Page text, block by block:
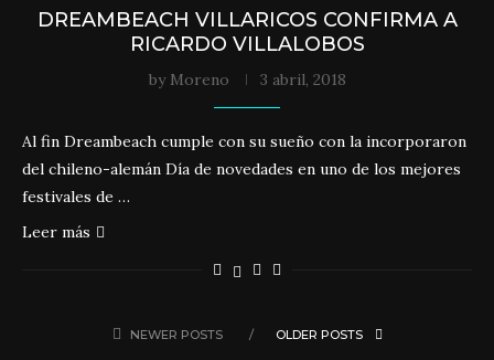
DREAMBEACH VILLARICOS CONFIRMA A
RICARDO VILLALOBOS
by Moreno 3 abril, 2018
Al fin Dreambeach cumple con su sueño con la incorporaron
del chileno-alemán Día de novedades en uno de los mejores
festivales de …
Leer más
NEWER POSTS OLDER POSTS